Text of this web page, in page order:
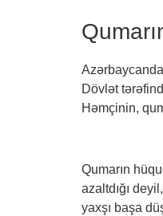
Dövlət
Həmçinin,
Qumarın
azaltdığı
yaxşı başa